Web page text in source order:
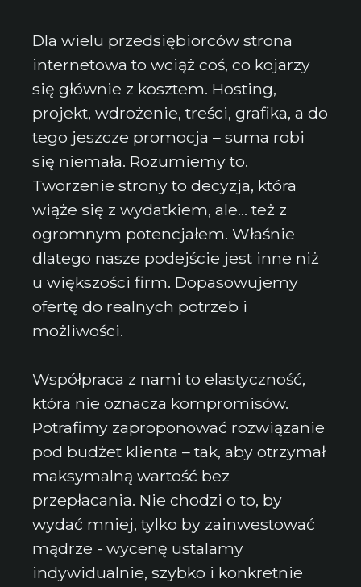
Dla wielu przedsiębiorców strona
internetowa to wciąż coś, co kojarzy
się głównie z kosztem. Hosting,
projekt, wdrożenie, treści, grafika, a do
tego jeszcze promocja – suma robi
się niemała. Rozumiemy to.
Tworzenie strony to decyzja, która
wiąże się z wydatkiem, ale… też z
ogromnym potencjałem. Właśnie
dlatego nasze podejście jest inne niż
u większości firm. Dopasowujemy
ofertę do realnych potrzeb i
możliwości.
Współpraca z nami to elastyczność,
która nie oznacza kompromisów.
Potrafimy zaproponować rozwiązanie
pod budżet klienta – tak, aby otrzymał
maksymalną wartość bez
przepłacania. Nie chodzi o to, by
wydać mniej, tylko by zainwestować
mądrze - wycenę ustalamy
indywidualnie, szybko i konkretnie